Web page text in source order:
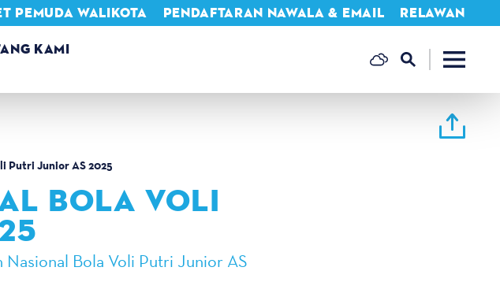
KAMI
PEMUDA WALIKOTA PENDAFTARAN NAWALA & EMAIL RELAWAN
Putri Junior AS 2025
BOLA VOLI
Bola Voli Putri Junior AS